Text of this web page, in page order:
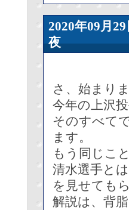
2020年09
夜
さ、始まり
今年の上沢
そのすべて
ます。
もう同じこ
清水選手と
を見せても
解説は、背